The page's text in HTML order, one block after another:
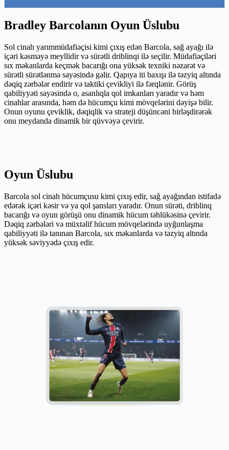
Bradley Barcolanın Oyun Üslubu
Sol cinah yarımmüdafiəçisi kimi çıxış edən Barcola, sağ ayağı ilə
içəri kəsməyə meyllidir və sürətli driblinqi ilə seçilir. Müdafiəçiləri
sıx məkanlarda keçmək bacarığı ona yüksək texniki nəzarət və
sürətli sürətlənmə sayəsində gəlir. Qapıya iti baxışı ilə təzyiq altında
dəqiq zərbələr endirir və taktiki çevikliyi ilə fərqlənir. Görüş
qabiliyyəti sayəsində o, asanlıqla qol imkanları yaradır və həm
cinahlar arasında, həm də hücumçu kimi mövqelərini dəyişə bilir.
Onun oyunu çeviklik, dəqiqlik və strateji düşüncəni birləşdirərək
onu meydanda dinamik bir qüvvəyə çevirir.
Oyun Üslubu
Barcola sol cinah hücumçusu kimi çıxış edir, sağ ayağından istifadə
edərək içəri kəsir və ya qol şansları yaradır. Onun sürəti, driblinq
bacarığı və oyun görüşü onu dinamik hücum təhlükəsinə çevirir.
Dəqiq zərbələri və müxtəlif hücum mövqelərində uyğunlaşma
qabiliyyəti ilə tanınan Barcola, sıx məkanlarda və təzyiq altında
yüksək səviyyədə çıxış edir.